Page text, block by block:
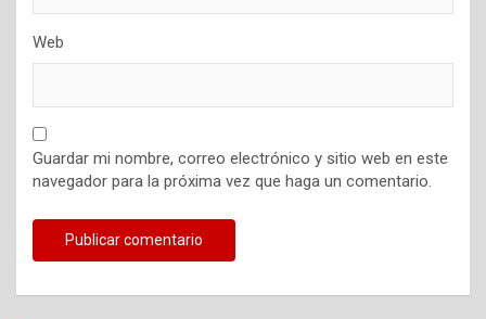
Web
Guardar mi nombre, correo electrónico y sitio web en este
navegador para la próxima vez que haga un comentario.